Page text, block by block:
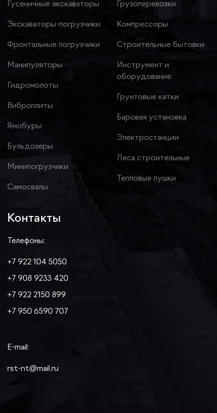
Гусеничные экскаваторы
Экскаваторы-погрузчики
Фронтальные погрузчики
Манипуляторы
Гидромолоты
Виброплиты
Ямобуры
Бульдозеры
Минипогрузчики
Самосвалы
Грузоперевозки
Компрессоры
Строительные бытовки
Инструмент и
оборудование
Грунтовые катки
Баровая установка
Электростанции
Леса строительные
Тепловые пушки
Контакты
Телефоны:
+7 922 104 5050
+7 908 9233 420
+7 922 2150 899
+7 950 6590 707
E-mail:
rst-nt@mail.ru